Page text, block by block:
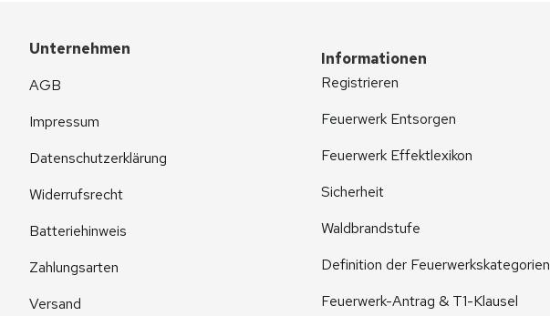
Unternehmen
AGB
Impressum
Datenschutzerklärung
Widerrufsrecht
Batteriehinweis
Zahlungsarten
Versand
Informationen
Registrieren
Feuerwerk Entsorgen
Feuerwerk Effektlexikon
Sicherheit
Waldbrandstufe
Definition der Feuerwerkskategorien
Feuerwerk-Antrag & T1-Klausel